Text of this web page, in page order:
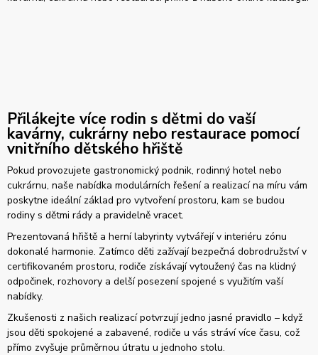
Přilákejte více rodin s dětmi do vaší
kavárny, cukrárny nebo restaurace pomocí
vnitřního dětského hřiště
Pokud provozujete gastronomický podnik, rodinný hotel nebo
cukrárnu, naše nabídka modulárních řešení a realizací na míru vám
poskytne ideální základ pro vytvoření prostoru, kam se budou
rodiny s dětmi rády a pravidelně vracet.
Prezentovaná hřiště a herní labyrinty vytvářejí v interiéru zónu
dokonalé harmonie. Zatímco děti zažívají bezpečná dobrodružství v
certifikovaném prostoru, rodiče získávají vytoužený čas na klidný
odpočinek, rozhovory a delší posezení spojené s využitím vaší
nabídky.
Zkušenosti z našich realizací potvrzují jedno jasné pravidlo – když
jsou děti spokojené a zabavené, rodiče u vás stráví více času, což
přímo zvyšuje průměrnou útratu u jednoho stolu.